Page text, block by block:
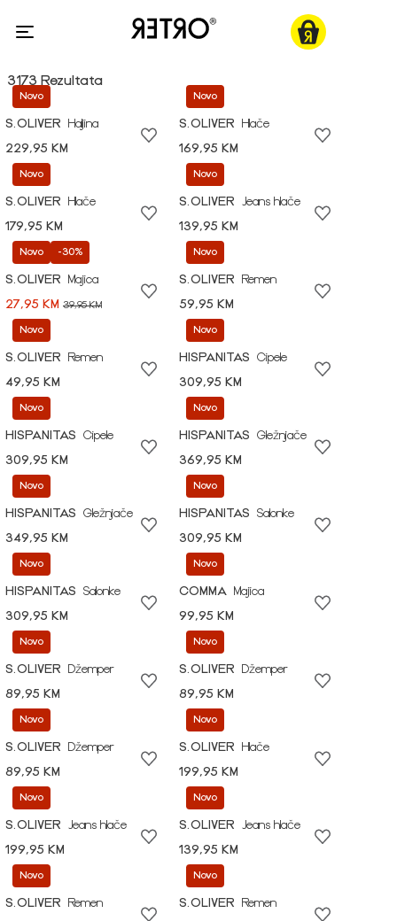
3173 Rezultata
Novo
S.OLIVER
Haljina
229,95 KM
Novo
S.OLIVER
Hlače
169,95 KM
Novo
S.OLIVER
Hlače
179,95 KM
Novo
S.OLIVER
Jeans hlače
139,95 KM
Novo -30%
S.OLIVER
Majica
27,95 KM 39,95 KM
Novo
S.OLIVER
Remen
59,95 KM
Novo
S.OLIVER
Remen
49,95 KM
Novo
HISPANITAS
Cipele
309,95 KM
Novo
HISPANITAS
Cipele
309,95 KM
Novo
HISPANITAS
Gležnjače
369,95 KM
Novo
HISPANITAS
Gležnjače
349,95 KM
Novo
HISPANITAS
Salonke
309,95 KM
Novo
HISPANITAS
Salonke
309,95 KM
Novo
COMMA
Majica
99,95 KM
Novo
S.OLIVER
Džemper
89,95 KM
Novo
S.OLIVER
Džemper
89,95 KM
Novo
S.OLIVER
Džemper
89,95 KM
Novo
S.OLIVER
Hlače
199,95 KM
Novo
S.OLIVER
Jeans hlače
199,95 KM
Novo
S.OLIVER
Jeans hlače
139,95 KM
Novo
S.OLIVER
Remen
Novo
S.OLIVER
Remen